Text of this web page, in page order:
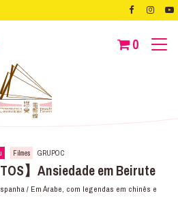
0
Filmes GRUPO C
】Ansiedade em Beirute
/ Em Árabe, com legendas em chinês e